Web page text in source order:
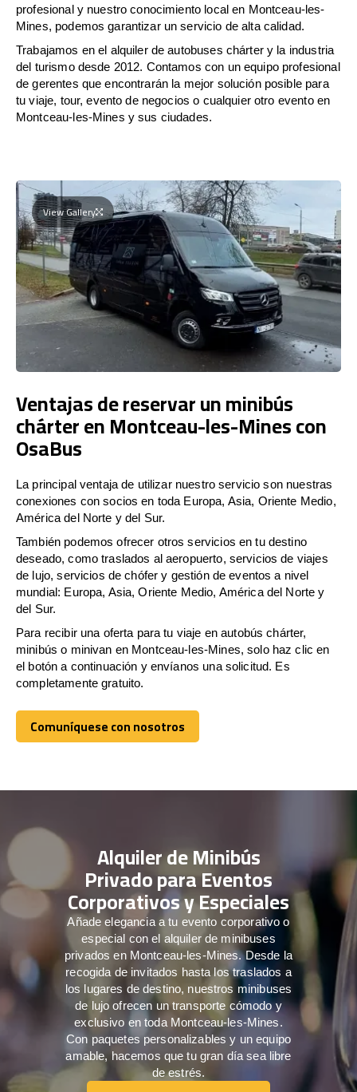
profesional y nuestro conocimiento local en Montceau-les-
Mines, podemos garantizar un servicio de alta calidad.
Trabajamos en el alquiler de autobuses chárter y la industria
del turismo desde 2012. Contamos con un equipo profesional
de gerentes que encontrarán la mejor solución posible para
tu viaje, tour, evento de negocios o cualquier otro evento en
Montceau-les-Mines y sus ciudades.
View Gallery
Ventajas de reservar un minibús
chárter en Montceau-les-Mines con
OsaBus
La principal ventaja de utilizar nuestro servicio son nuestras
conexiones con socios en toda Europa, Asia, Oriente Medio,
América del Norte y del Sur.
También podemos ofrecer otros servicios en tu destino
deseado, como traslados al aeropuerto, servicios de viajes
de lujo, servicios de chófer y gestión de eventos a nivel
mundial: Europa, Asia, Oriente Medio, América del Norte y
del Sur.
Para recibir una oferta para tu viaje en autobús chárter,
minibús o minivan en Montceau-les-Mines, solo haz clic en
el botón a continuación y envíanos una solicitud. Es
completamente gratuito.
Comuníquese con nosotros
Comuníquese con nosotros
Alquiler de Minibús
Privado para Eventos
Corporativos y Especiales
Añade elegancia a tu evento corporativo o
especial con el alquiler de minibuses
privados en Montceau-les-Mines. Desde la
recogida de invitados hasta los traslados a
los lugares de destino, nuestros minibuses
de lujo ofrecen un transporte cómodo y
exclusivo en toda Montceau-les-Mines.
Con paquetes personalizables y un equipo
amable, hacemos que tu gran día sea libre
de estrés.